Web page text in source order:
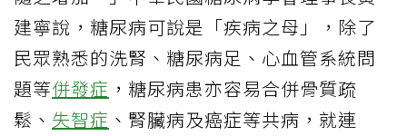
建寧說，糖尿病可說是「疾病之母」，除了
民眾熟悉的洗腎、糖尿病足、心血管系統問
題等併發症 ，糖尿病患亦容易合併骨質疏
鬆、 失智症 、腎臟病及癌症等共病，就連